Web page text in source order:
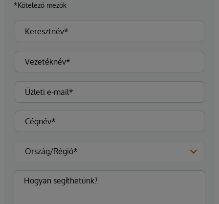
*Kötelező mezők